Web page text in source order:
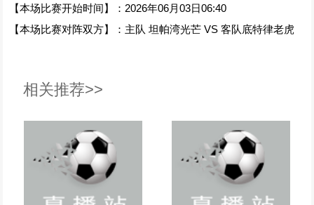
【本场比赛开始时间】：2026年06月03日06:40
【本场比赛对阵双方】：主队 坦帕湾光芒 VS 客队底特律老虎
相关推荐>>